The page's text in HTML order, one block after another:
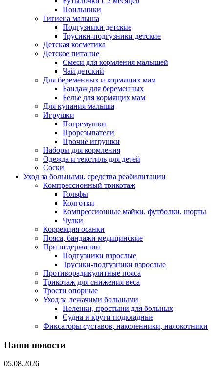
Поильники
Гигиена малыша
Подгузники детские
Трусики-подгузники детские
Детская косметика
Детское питание
Смеси для кормления малышей
Чай детский
Для беременных и кормящих мам
Бандаж для беременных
Белье для кормящих мам
Для купания малыша
Игрушки
Погремушки
Прорезыватели
Прочие игрушки
Наборы для кормления
Одежда и текстиль для детей
Соски
Уход за больными, средства реабилитации
Компрессионный трикотаж
Гольфы
Колготки
Компрессионные майки, футболки, шорты
Чулки
Коррекция осанки
Пояса, бандажи медицинские
При недержании
Подгузники взрослые
Трусики-подгузники взрослые
Противорадикулитные пояса
Трикотаж для снижения веса
Трости опорные
Уход за лежачими больными
Пеленки, простыни для больных
Судна и круги подкладные
Фиксаторы суставов, наколенники, налокотники
Наши новости
05.08.2026